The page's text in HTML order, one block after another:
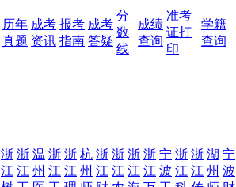
历年
真题
成考
资讯
报考
指南
成考
答疑
分
数
线
成绩
查询
准考
证打
印
学籍
查询
浙
江
浙
江
温
州
浙
江
浙
江
杭
州
浙
江
浙
江
浙
江
浙
江
宁
波
浙
江
浙
江
湖
州
宁
波